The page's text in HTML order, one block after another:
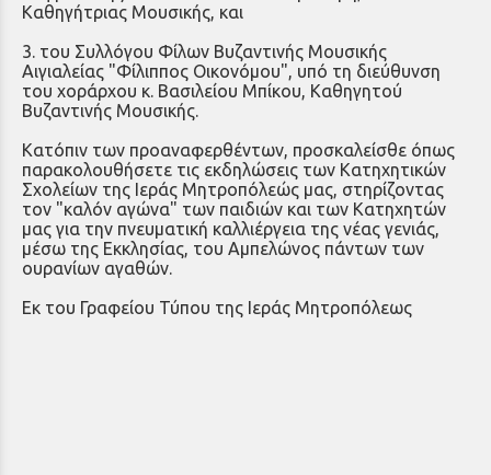
Καθηγήτριας Μουσικής, και
3. του Συλλόγου Φίλων Βυζαντινής Μουσικής
Αιγιαλείας "Φίλιππος Οικονόμου", υπό τη διεύθυνση
του χοράρχου κ. Βασιλείου Μπίκου, Καθηγητού
Βυζαντινής Μουσικής.
Κατόπιν των προαναφερθέντων, προσκαλείσθε όπως
παρακολουθήσετε τις εκδηλώσεις των Κατηχητικών
Σχολείων της Ιεράς Μητροπόλεώς μας, στηρίζοντας
τον "καλόν αγώνα" των παιδιών και των Κατηχητών
μας για την πνευματική καλλιέργεια της νέας γενιάς,
μέσω της Εκκλησίας, του Αμπελώνος πάντων των
ουρανίων αγαθών.
Εκ του Γραφείου Τύπου της Ιεράς Μητροπόλεως